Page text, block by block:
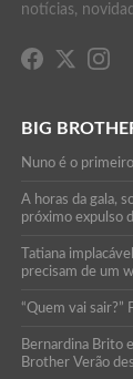
notícias,
BIG
Nuno é o
A horas da gala,
próximo expulso
Tatiana
precisam de um
“Quem vai sair?”
Bernardina Brito
Brother Verão